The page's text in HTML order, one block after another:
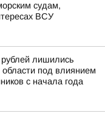
судам,
ВСУ
лишились
под влиянием
с начала года